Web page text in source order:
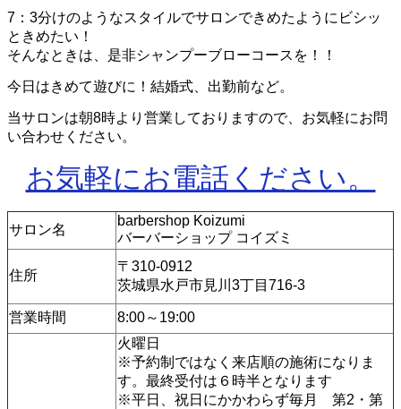
7：3分けのようなスタイルでサロンできめたようにビシッ
ときめたい！
そんなときは、是非シャンプーブローコースを！！
今日はきめて遊びに！結婚式、出勤前など。
当サロンは朝8時より営業しておりますので、お気軽にお問
い合わせください。
お気軽にお電話ください。
サロン名
barbershop Koizumi
バーバーショップ コイズミ
住所
〒310-0912
茨城県水戸市見川3丁目716-3
営業時間 8:00～19:00
火曜日
※予約制ではなく来店順の施術になりま
す。最終受付は６時半となります
※平日、祝日にかかわらず毎月 第2・第